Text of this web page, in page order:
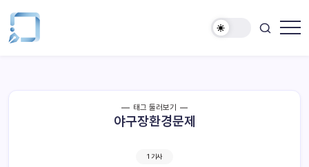
태그 둘러보기
야구장환경문제
1 기사